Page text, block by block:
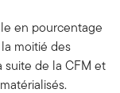
en pourcentage
moitié des
suite de la CFM et